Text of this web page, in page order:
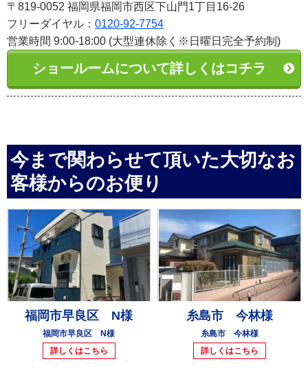
〒819-0052 福岡県福岡市西区下山門1丁目16-26
フリーダイヤル： 0120-92-7754
営業時間 9:00-18:00 (大型連休除く※日曜日完全予約制)
ショールームについて詳しくはコチラ
今まで関わらせて頂いた大切なお
客様からのお便り
福岡市早良区 N様
福岡市早良区 N様
詳しくはこちら
糸島市 今林様
糸島市 今林様
詳しくはこちら